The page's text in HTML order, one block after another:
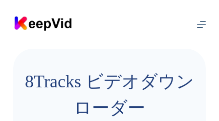
ン
テ
8Tracks ビデオダウン
ローダー